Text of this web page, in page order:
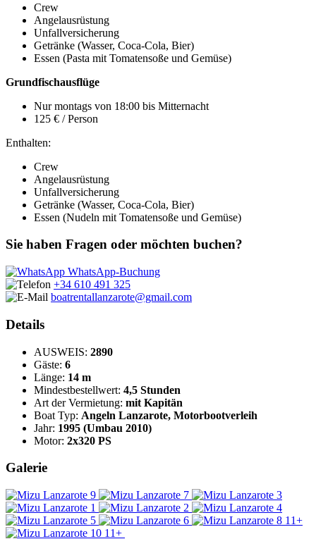
Crew
Angelausrüstung
Unfallversicherung
Getränke (Wasser, Coca-Cola, Bier)
Essen (Pasta mit Tomatensoße und Gemüse)
Grundfischausflüge
Nur montags von 18:00 bis Mitternacht
125 € / Person
Enthalten:
Crew
Angelausrüstung
Unfallversicherung
Getränke (Wasser, Coca-Cola, Bier)
Essen (Nudeln mit Tomatensoße und Gemüse)
Sie haben Fragen oder möchten buchen?
WhatsApp-Buchung
+34 610 491 325
boatrentallanzarote@gmail.com
Details
AUSWEIS: 2890
Gäste: 6
Länge: 14 m
Mindestbestellwert: 4,5 Stunden
Art der Vermietung: mit Kapitän
Boat Typ: Angeln Lanzarote, Motorbootverleih
Jahr: 1995 (Umbau 2010)
Motor: 2x320 PS
Galerie
11+
11+